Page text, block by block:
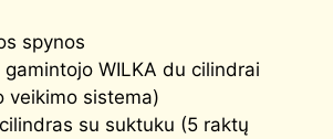
spynos
gamintojo WILKA du cilindrai
veikimo sistema)
su suktuku (5 raktų